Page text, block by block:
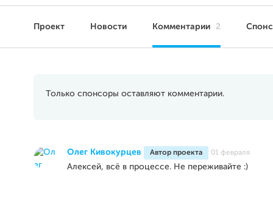
Проект Новости Комментарии 2
Только спонсоры оставляют комментарии.
Олег Кивокурцев Автор проекта 01 февраля
Алексей, всё в процессе. Не переживайте :)